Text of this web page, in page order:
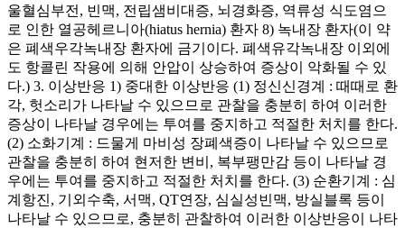
울혈심부전, 빈맥, 전립샘비대증, 뇌경화증, 역류성 식도염으
로 인한 열공헤르니아(hiatus hernia) 환자 8) 녹내장 환자(이 약
은 폐색우각녹내장 환자에 금기이다. 폐색유각녹내장 이외에
도 항콜린 작용에 의해 안압이 상승하여 증상이 악화될 수 있
다.) 3. 이상반응 1) 중대한 이상반응 (1) 정신신경계 : 때때로 환
각, 헛소리가 나타날 수 있으므로 관찰을 충분히 하여 이러한
증상이 나타날 경우에는 투여를 중지하고 적절한 처치를 한다.
(2) 소화기계 : 드물게 마비성 장폐색증이 나타날 수 있으므로
관찰을 충분히 하여 현저한 변비, 복부팽만감 등이 나타날 경
우에는 투여를 중지하고 적절한 처치를 한다. (3) 순환기계 : 심
계항진, 기외수축, 서맥, QT연장, 심실성빈맥, 방실블록 등이
나타날 수 있으므로, 충분히 관찰하여 이러한 이상반응이 나타